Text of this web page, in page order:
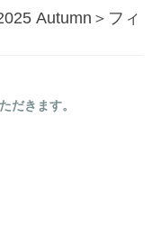
Autumn＞フィ
だきます。